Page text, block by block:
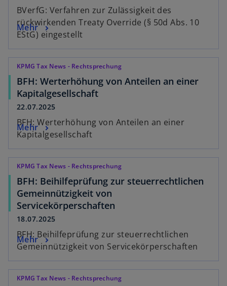
BVerfG: Verfahren zur Zulässigkeit des
rückwirkenden Treaty Override (§ 50d Abs. 10
EStG) eingestellt
Mehr
KPMG Tax News - Rechtsprechung
BFH: Werterhöhung von Anteilen an einer
Kapitalgesellschaft
22.07.2025
BFH: Werterhöhung von Anteilen an einer
Kapitalgesellschaft
Mehr
KPMG Tax News - Rechtsprechung
BFH: Beihilfeprüfung zur steuerrechtlichen
Gemeinnützigkeit von
Servicekörperschaften
18.07.2025
BFH: Beihilfeprüfung zur steuerrechtlichen
Gemeinnützigkeit von Servicekörperschaften
Mehr
KPMG Tax News - Rechtsprechung